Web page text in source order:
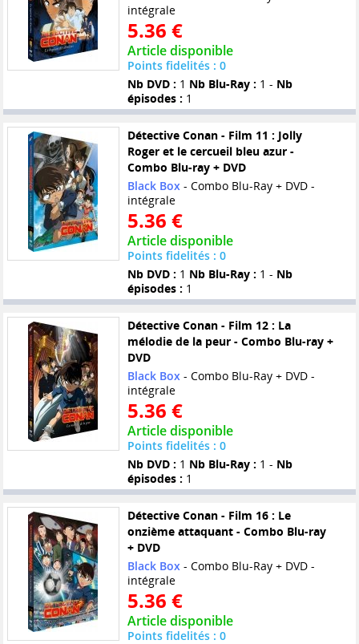
intégrale
5.36 €
Article disponible
Points fidelités : 0
Nb DVD : 1 Nb Blu-Ray : 1 - Nb
épisodes : 1
Détective Conan - Film 11 : Jolly
Roger et le cercueil bleu azur -
Combo Blu-ray + DVD
Black Box- Combo Blu-Ray + DVD -
intégrale
5.36 €
Article disponible
Points fidelités : 0
Nb DVD : 1 Nb Blu-Ray : 1 - Nb
épisodes : 1
Détective Conan - Film 12 : La
mélodie de la peur - Combo Blu-ray +
DVD
Black Box - Combo Blu-Ray + DVD -
intégrale
5.36 €
Article disponible
Points fidelités : 0
Nb DVD : 1 Nb Blu-Ray : 1 - Nb
épisodes : 1
Détective Conan - Film 16 : Le
onzième attaquant - Combo Blu-ray
+ DVD
Black Box - Combo Blu-Ray + DVD -
intégrale
5.36 €
Article disponible
Points fidelités : 0